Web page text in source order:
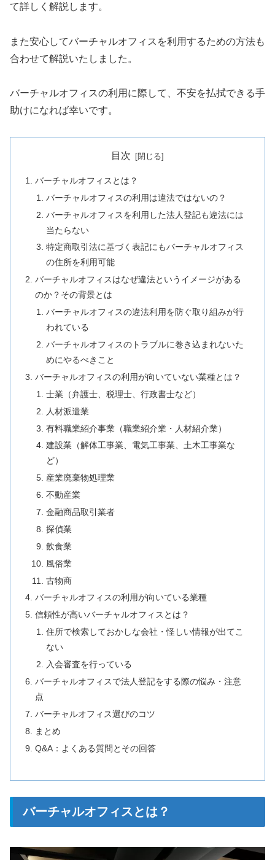
て詳しく解説します。
また安心してバーチャルオフィスを利用するための方法も
合わせて解説いたしました。
バーチャルオフィスの利用に際して、不安を払拭できる手
助けになれば幸いです。
目次
バーチャルオフィスとは？
バーチャルオフィスの利用は違法ではないの？
バーチャルオフィスを利用した法人登記も違法には
当たらない
特定商取引法に基づく表記にもバーチャルオフィス
の住所を利用可能
バーチャルオフィスはなぜ違法というイメージがある
のか？その背景とは
バーチャルオフィスの違法利用を防ぐ取り組みが行
われている
バーチャルオフィスのトラブルに巻き込まれないた
めにやるべきこと
バーチャルオフィスの利用が向いていない業種とは？
士業（弁護士、税理士、行政書士など）
人材派遣業
有料職業紹介事業（職業紹介業・人材紹介業）
建設業（解体工事業、電気工事業、土木工事業な
ど）
産業廃棄物処理業
不動産業
金融商品取引業者
探偵業
飲食業
風俗業
古物商
バーチャルオフィスの利用が向いている業種
信頼性が高いバーチャルオフィスとは？
住所で検索しておかしな会社・怪しい情報が出てこ
ない
入会審査を行っている
バーチャルオフィスで法人登記をする際の悩み・注意
点
バーチャルオフィス選びのコツ
まとめ
Q&A：よくある質問とその回答
バーチャルオフィスとは？